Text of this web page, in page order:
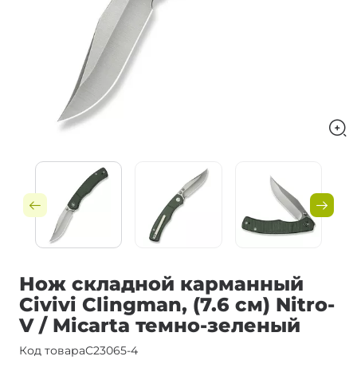
Нож складной карманный
Civivi Clingman, (7.6 см) Nitro-
V / Micarta темно-зеленый
Код товараC23065-4